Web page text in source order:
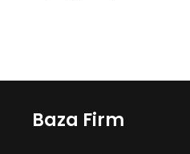
Baza Firm